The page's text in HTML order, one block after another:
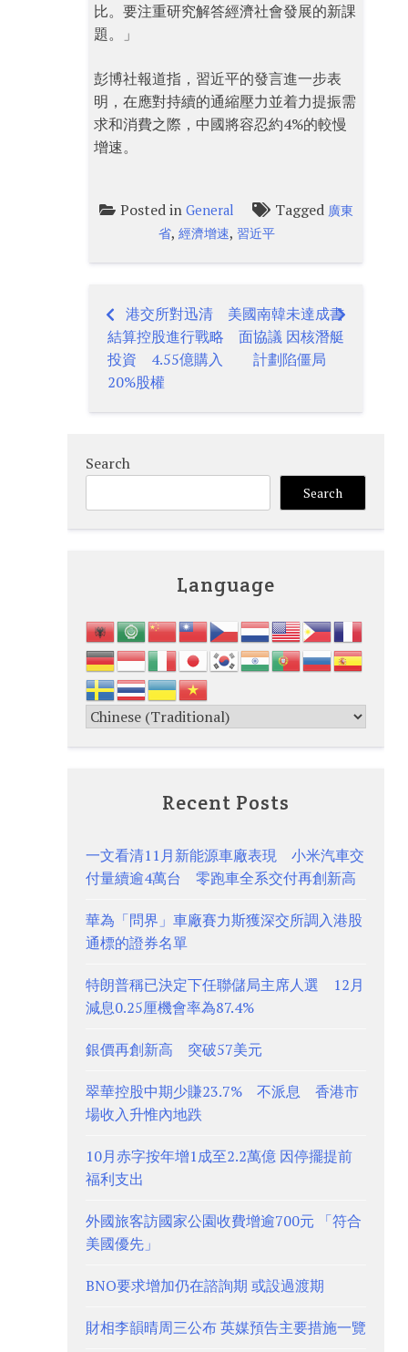
比。要注重研究解答經濟社會發展的新課
題。」
彭博社報道指，習近平的發言進一步表
明，在應對持續的通縮壓力並着力提振需
求和消費之際，中國將容忍約4%的較慢
增速。
Posted in General Tagged 廣東
省,經濟增速, 習近平
Post
navigation
港交所對迅清
結算控股進行戰略
投資 4.55億購入
20%股權
美國南韓未達成書
面協議 因核潛艇
計劃陷僵局
Search
Search
Language
Recent Posts
一文看清11月新能源車廠表現 小米汽車交
付量續逾4萬台 零跑車全系交付再創新高
華為「問界」車廠賽力斯獲深交所調入港股
通標的證券名單
特朗普稱已決定下任聯儲局主席人選 12月
減息0.25厘機會率為87.4%
銀價再創新高 突破57美元
翠華控股中期少賺23.7% 不派息 香港市
場收入升惟內地跌
10月赤字按年增1成至2.2萬億 因停擺提前
福利支出
外國旅客訪國家公園收費增逾700元 「符合
美國優先」
BNO要求增加仍在諮詢期 或設過渡期
財相李韻晴周三公布 英媒預告主要措施一覽